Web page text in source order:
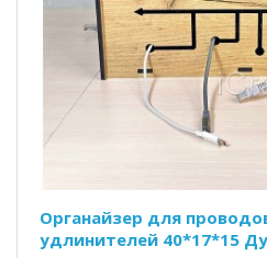
Органайзер для
удлинителей 40*17*15